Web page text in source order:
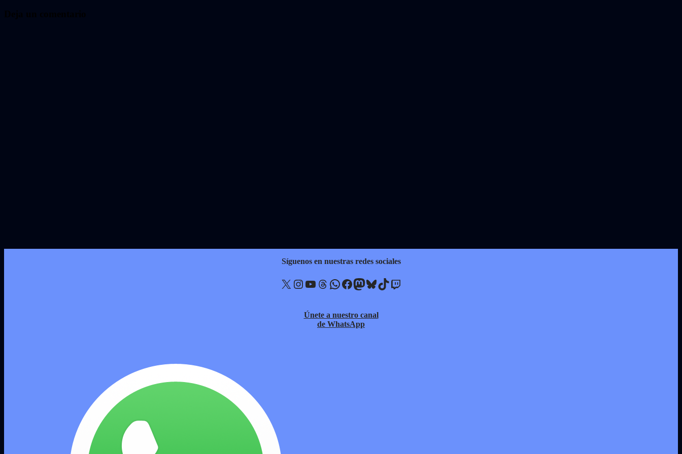
Síguenos en nuestras redes sociales
X Instagram YouTube Threads WhatsApp Facebook Mastodon Bluesky TikTok Twitch
Únete a nuestro canal
de WhatsApp